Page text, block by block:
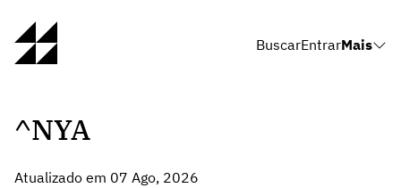
BuscarEntrarMais
^NYA
Atualizado em 07 Ago, 2026